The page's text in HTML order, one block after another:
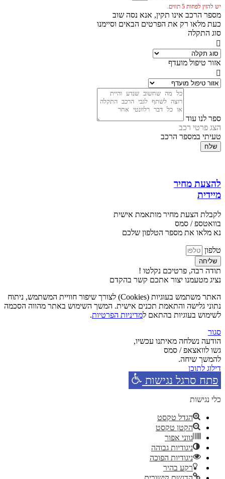
יש להזין לפחות 5 תווים.
מספר הרכב אינו תקין, אנא נסה שוב
כעת מלאו רק את הפרטים הבאים וסיימנו
סוג התקלה
אזור טיפול מועדף
ספר לנו עוד
הצג פרטי רכב
טעיתי במספר הרכב
שלח
להצעת מחיר
מיידית
לקבלת הצעת מחיר מותאמת אישית
בוואטספ / סמס
נא מלאו את מספר הטלפון שלכם
טלפון
שליחה
תודה רבה, פרטיכם נקלטו !
נציג מטעמנו יצור אתכם קשר בהקדם
האתר משתמש בעוגיות (Cookies) לצורך שיפור חוויית המשתמש, ניתוח
נתוני גלישה והתאמת תכנים אישית. המשך השימוש באתר מהווה הסכמה
לשימוש בעוגיות בהתאם למדיניות הפרטיות.
סגור
הודעה נשלחה מאיתנו עכשיו,
גשו לוואצאפ / סמס
להמשך שיחה.
דילוג לתוכן
פתח סרגל נגישות
כלי נגישות
הגדל טקסט
הקטן טקסט
גווני אפור
ניגודיות גבוהה
ניגודיות הפוכה
רקע בהיר